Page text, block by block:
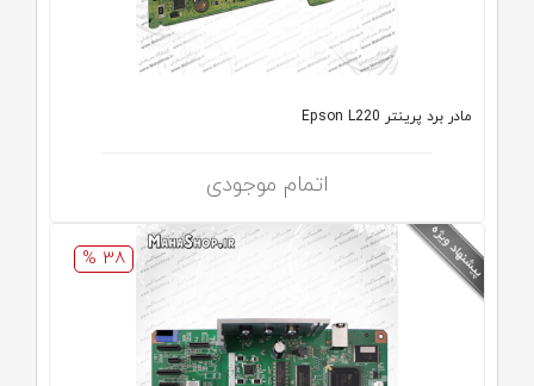
مادر برد پرینتر Epson L220
اتمام موجودی
38 %